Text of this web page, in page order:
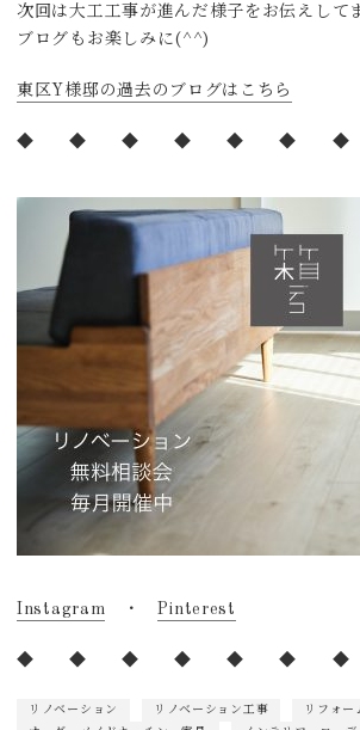
次回は大工工事が進んだ様子をお伝えして
ブログもお楽しみに(^^)
東区Y様邸の過去のブログはこちら
◆ ◆ ◆ ◆ ◆ ◆ ◆
Instagram ・Pinterest
◆ ◆ ◆ ◆ ◆ ◆ ◆
リノベーション リノベーション工事 リフォー